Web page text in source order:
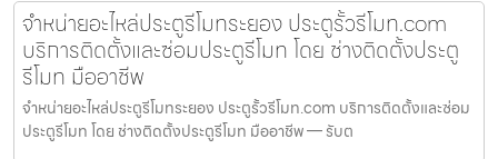
จำหน่ายอะไหล่ประตูรีโมทระยอง ประตูรั้วรีโมท.com
บริการติดตั้งและซ่อมประตูรีโมท โดย ช่างติดตั้งประตู
รีโมท มืออาชีพ
จำหน่ายอะไหล่ประตูรีโมทระยอง ประตูรั้วรีโมท.com บริการติดตั้งและซ่อม
ประตูรีโมท โดย ช่างติดตั้งประตูรีโมท มืออาชีพ — รับต